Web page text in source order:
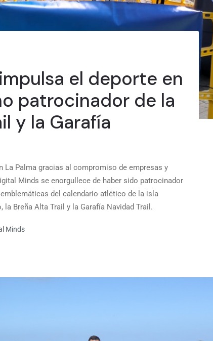
el deporte en
patrocinador de la
y la Garafía
La Palma gracias al compromiso de empresas y
Minds se enorgullece de haber sido patrocinador
del calendario atlético de la isla
Breña Alta Trail y la Garafía Navidad Trail.
Minds